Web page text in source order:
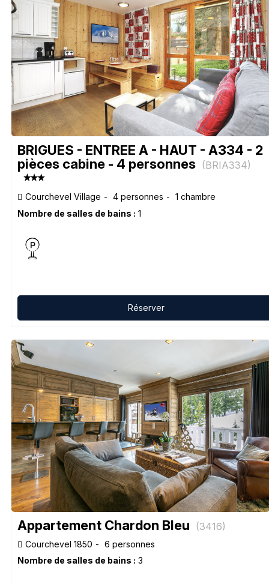
BRIGUES - ENTREE A - HAUT - A334 - 2
pièces cabine - 4 personnes (BRIA334)
Courchevel Village 4 personnes
1 chambre
Nombre de salles de bains : 1
Réserver
Appartement Chardon Bleu (3416)
Courchevel 1850
6 personnes
Nombre de salles de bains : 3